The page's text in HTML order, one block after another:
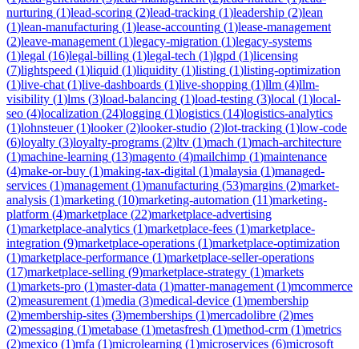
nurturing (1)lead-scoring (2)lead-tracking (1)leadership (2)lean
(1)lean-manufacturing (1)lease-accounting (1)lease-management
(2)leave-management (1)legacy-migration (1)legacy-systems
(1)legal (16)legal-billing (1)legal-tech (1)lgpd (1)licensing
(7)lightspeed (1)liquid (1)liquidity (1)listing (1)listing-optimization
(1)live-chat (1)live-dashboards (1)live-shopping (1)llm (4)llm-
visibility (1)lms (3)load-balancing (1)load-testing (3)local (1)local-
seo (4)localization (24)logging (1)logistics (14)logistics-analytics
(1)lohnsteuer(1)looker(2)looker-studio (2)lot-tracking (1)low-code
(6)loyalty (3)loyalty-programs (2)ltv (1)mach (1)mach-architecture
(1)machine-learning (13)magento (4)mailchimp (1)maintenance
(4)make-or-buy (1)making-tax-digital (1)malaysia (1)managed-
services (1)management (1)manufacturing (53)margins (2)market-
analysis (1)marketing (10)marketing-automation (11)marketing-
platform (4)marketplace (22)marketplace-advertising
(1)marketplace-analytics (1)marketplace-fees (1)marketplace-
integration (9)marketplace-operations (1)marketplace-optimization
(1)marketplace-performance (1)marketplace-seller-operations
(17)marketplace-selling (9)marketplace-strategy (1)markets
(1)markets-pro (1)master-data (1)matter-management (1)mcommerce
(2)measurement (1)media (3)medical-device (1)membership
(2)membership-sites (3)memberships (1)mercadolibre (2)mes
(2)messaging (1)metabase (1)metasfresh (1)method-crm (1)metrics
(2)mexico (1)mfa (1)microlearning (1)microservices (6)microsoft